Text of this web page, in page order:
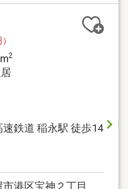
2
鉄道 稲永駅 徒歩14
港区宝神２丁目